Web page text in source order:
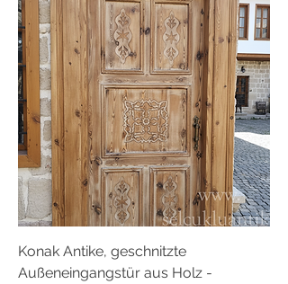
Konak Antike, geschnitzte
Außeneingangstür aus Holz -